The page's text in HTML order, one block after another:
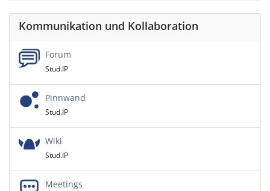
Kommunikation und Kollaboration
Forum
Stud.IP
Pinnwand
Stud.IP
Wiki
Stud.IP
Meetings